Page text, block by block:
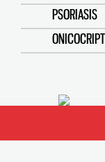
PSORIASIS